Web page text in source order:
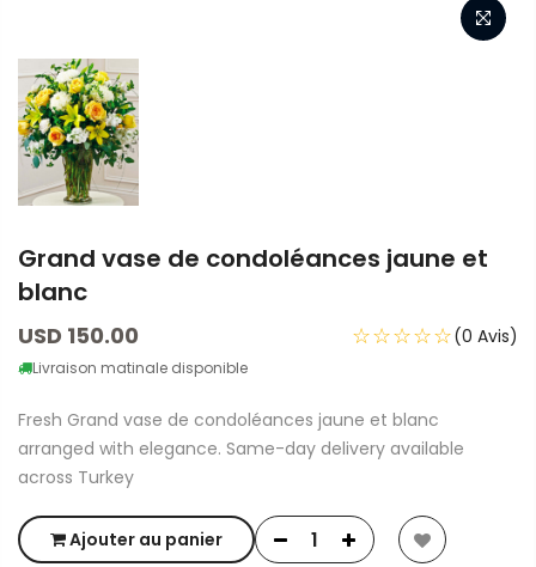
Grand vase de condoléances jaune et
blanc
USD 150.00
Livraison matinale disponible
☆☆☆☆☆(0 Avis)
Fresh Grand vase de condoléances jaune et blanc
arranged with elegance. Same-day delivery available
across Turkey
Ajouter au panier